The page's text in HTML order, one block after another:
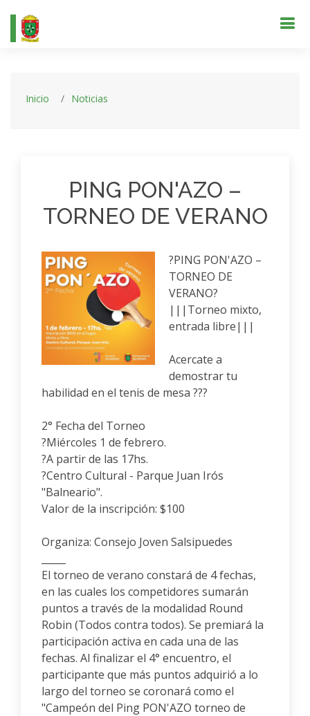
Inicio Noticias
PING PON'AZO –
TORNEO DE VERANO
?PING PON'AZO –
TORNEO DE
VERANO?
|||Torneo mixto,
entrada libre|||
Acercate a
demostrar tu
habilidad en el tenis de mesa ???
2° Fecha del Torneo
?Miércoles 1 de febrero.
?A partir de las 17hs.
?Centro Cultural - Parque Juan Irós
"Balneario".
Valor de la inscripción: $100
Organiza: Consejo Joven Salsipuedes
El torneo de verano constará de 4 fechas,
en las cuales los competidores sumarán
puntos a través de la modalidad Round
Robin (Todos contra todos). Se premiará la
participación activa en cada una de las
fechas. Al finalizar el 4° encuentro, el
participante que más puntos adquirió a lo
largo del torneo se coronará como el
"Campeón del Ping PON'AZO torneo de